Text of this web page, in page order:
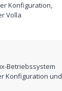
Konfiguration,
Volla
Betriebssystem
Konfiguration und